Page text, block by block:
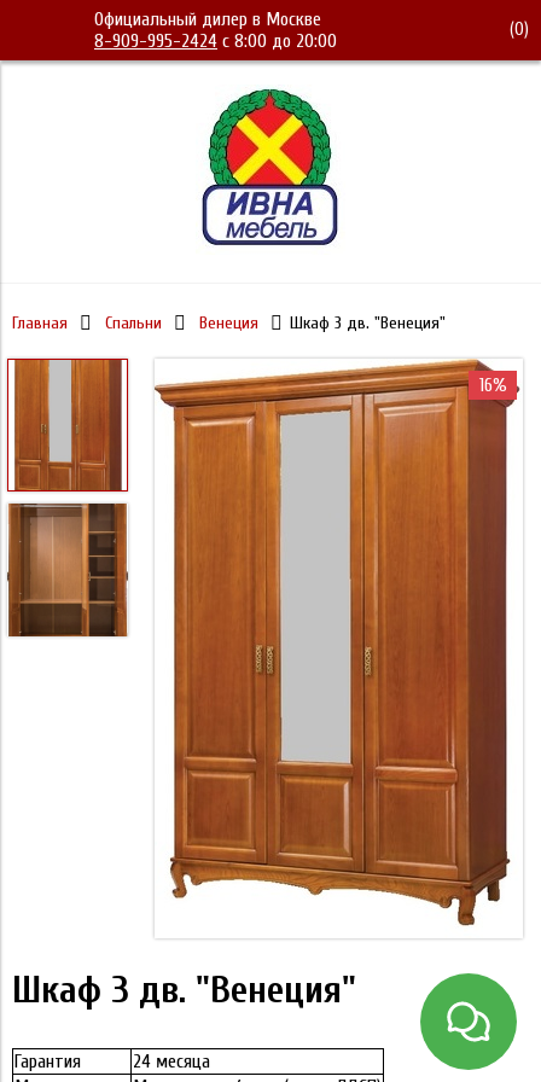
Официальный дилер в Москве
8-909-995-2424 с 8:00 до 20:00
(0)
Главная Спальни Венеция Шкаф 3 дв. "Венеция"
16%
Шкаф 3 дв. "Венеция"
Гарантия
24 месяца